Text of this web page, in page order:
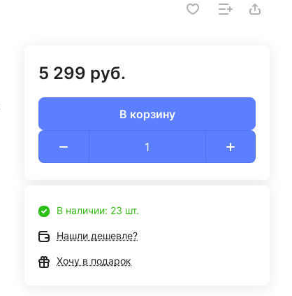
5 299 руб.
В корзину
В наличии: 23 шт.
Нашли дешевле?
Хочу в подарок